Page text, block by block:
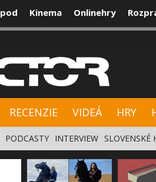
Kinema Onlinehry
RECENZIE VIDEÁ HRY
PODCASTY INTERVIEW SLOVENSKÉ